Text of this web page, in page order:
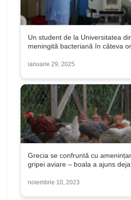
Un student de la Universitatea
meningită bacteriană în câteva
ianuarie 29, 2025
Grecia se confruntă cu
gripei aviare – boala a ajuns
noiembrie 10, 2023